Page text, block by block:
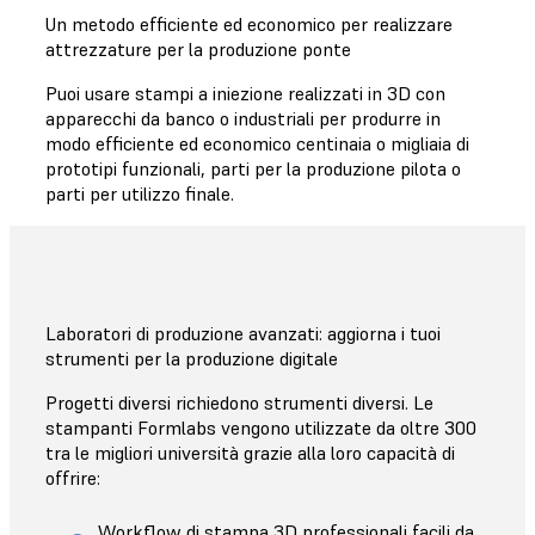
Un metodo efficiente ed economico per realizzare
attrezzature per la produzione ponte
Puoi usare stampi a iniezione realizzati in 3D con
apparecchi da banco o industriali per produrre in
modo efficiente ed economico centinaia o migliaia di
prototipi funzionali, parti per la produzione pilota o
parti per utilizzo finale.
Laboratori di produzione avanzati: aggiorna i tuoi
strumenti per la produzione digitale
Progetti diversi richiedono strumenti diversi. Le
stampanti Formlabs vengono utilizzate da oltre 300
tra le migliori università grazie alla loro capacità di
offrire: